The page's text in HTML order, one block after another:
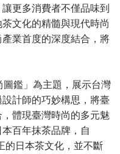
更多消費者不僅品味到
文化的精髓與現代時尚
業首度的深度結合，將
鑑」為主題，展示台灣
計師的巧妙構思，將臺
體現臺灣時尚的多元魅
百年抹茶品牌，自
的日本茶文化，並不斷